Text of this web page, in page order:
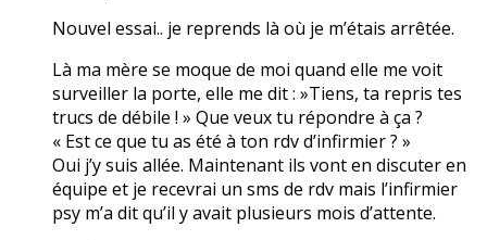
Nouvel essai.. je reprends là où je m’étais arrêtée.
Là ma mère se moque de moi quand elle me voit
surveiller la porte, elle me dit : »Tiens, ta repris tes
trucs de débile ! » Que veux tu répondre à ça ?
« Est ce que tu as été à ton rdv d’infirmier ? »
Oui j’y suis allée. Maintenant ils vont en discuter en
équipe et je recevrai un sms de rdv mais l’infirmier
psy m’a dit qu’il y avait plusieurs mois d’attente.